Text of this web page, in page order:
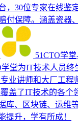
，30位专家在线鉴
付保障。涵盖瓷器
51CTO学
学堂为IT技术人员终
业讲师和大厂工程
盖了IT技术的各个
库、区块链、运维
提升，学有所成！